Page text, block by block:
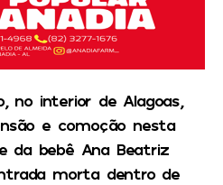
no interior de Alagoas,
e comoção nesta
da bebê Ana Beatriz
morta dentro de